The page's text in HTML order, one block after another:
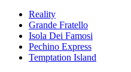
Reality
Grande Fratello
Isola Dei Famosi
Pechino Express
Temptation Island